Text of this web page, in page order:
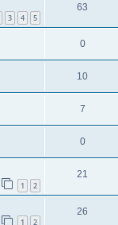
3 4 5
63
0
10
7
0
1 2
21
1 2
26